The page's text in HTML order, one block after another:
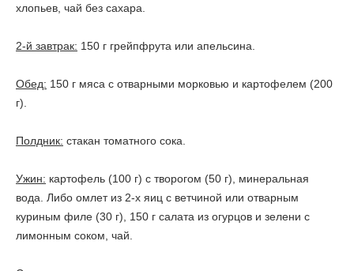
хлопьев, чай без сахара.
2-й завтрак: 150 г грейпфрута или апельсина.
Обед: 150 г мяса с отварными морковью и картофелем (200
г).
Полдник: стакан томатного сока.
Ужин: картофель (100 г) с творогом (50 г), минеральная
вода. Либо омлет из 2-х яиц с ветчиной или отварным
куриным филе (30 г), 150 г салата из огурцов и зелени с
лимонным соком, чай.